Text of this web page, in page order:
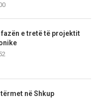
fazën e tretë të projektit
në Shkup